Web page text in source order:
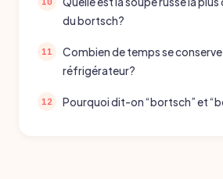
du bortsch?
Combien de temps se
réfrigérateur?
Pourquoi dit-on “bortsch” et